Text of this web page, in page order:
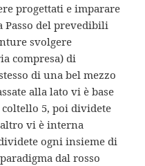
progettati e imparare
Passo del prevedibili
svolgere
compresa) di
di una bel mezzo
alla lato vi è base
5, poi dividete
vi è interna
ogni insieme di
dal rosso